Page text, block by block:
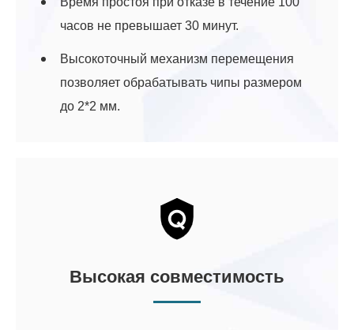
часов не превышает 30 минут.
Высокоточный механизм перемещения
позволяет обрабатывать чипы размером
до 2*2 мм.
Высокая совместимость